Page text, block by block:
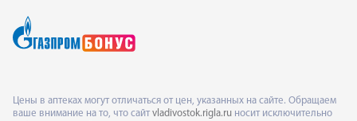
Цены в аптеках могут отличаться от цен, указанных на сайте. Обращаем
ваше внимание на то, что сайт vladivostok.rigla.ru носит исключительно